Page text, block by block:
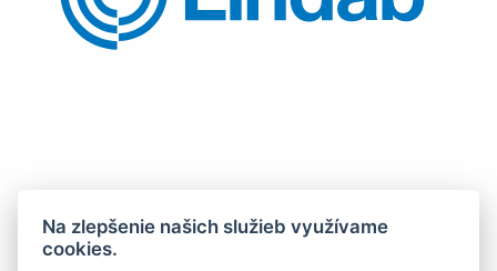
Na zlepšenie našich služieb využívame
cookies.